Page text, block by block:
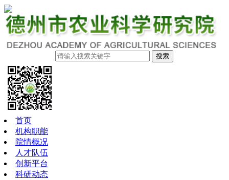
搜索
首页
机构职能
院情概况
人才队伍
创新平台
科研动态